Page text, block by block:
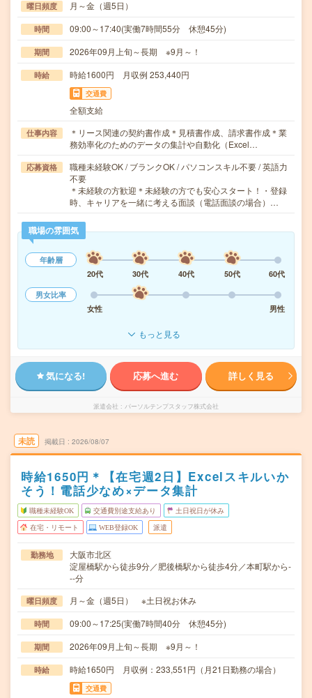
曜日頻度 月～金（週5日）
時間 09:00～17:40(実働7時間55分 休憩45分)
期間 2026年09月上旬～長期 ※9月～！
時給 時給1600円 月収例 253,440円
交通費
全額支給
仕事内容
＊リース関連の契約書作成＊見積書作成、請求書作成＊業
務効率化のためのデータの集計や自動化（Excel…
応募資格
職種未経験OK / ブランクOK / パソコンスキル不要 / 英語力
不要
＊未経験の方歓迎＊未経験の方でも安心スタート！・登録
時、キャリアを一緒に考える面談（電話面談の場合）…
職場の雰囲気
年齢層
20代
30代 40代 50代
60代
男女比率
女性
男性
もっと見る
気になる! 応募へ進む 詳しく見る
派遣会社 パーソルテンプスタッフ株式会社
未読 掲載日 2026/08/07
時給1650円＊【在宅週2日】Excelスキルいか
そう！電話少なめ×データ集計
職種未経験OK 交通費別途支給あり 土日祝日が休み
在宅・リモート WEB登録OK 派遣
勤務地
大阪市北区
淀屋橋駅から徒歩9分／肥後橋駅から徒歩4分／本町駅から-
--分
曜日頻度 月～金（週5日） ※土日祝お休み
時間 09:00～17:25(実働7時間40分 休憩45分)
期間 2026年09月上旬～長期 ※9月～！
時給 時給1650円 月収例：233,551円（月21日勤務の場合）
交通費